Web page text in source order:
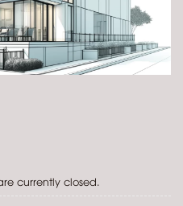
currently closed.